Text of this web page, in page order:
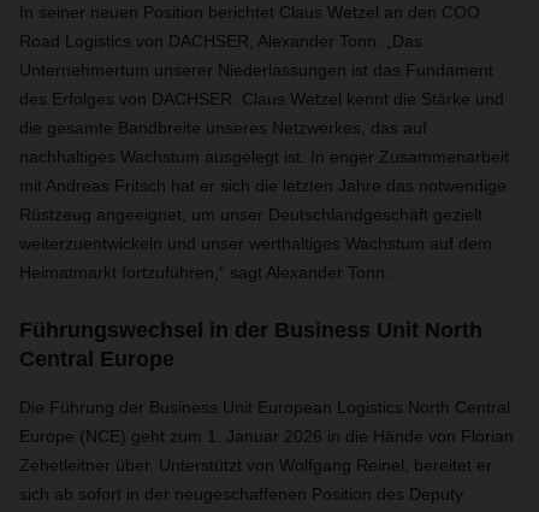
In seiner neuen Position berichtet Claus Wetzel an den COO
Road Logistics von DACHSER, Alexander Tonn. „Das
Unternehmertum unserer Niederlassungen ist das Fundament
des Erfolges von DACHSER. Claus Wetzel kennt die Stärke und
die gesamte Bandbreite unseres Netzwerkes, das auf
nachhaltiges Wachstum ausgelegt ist. In enger Zusammenarbeit
mit Andreas Fritsch hat er sich die letzten Jahre das notwendige
Rüstzeug angeeignet, um unser Deutschlandgeschäft gezielt
weiterzuentwickeln und unser werthaltiges Wachstum auf dem
Heimatmarkt fortzuführen,“ sagt Alexander Tonn.
Führungswechsel in der Business Unit North
Central Europe
Die Führung der Business Unit European Logistics North Central
Europe (NCE) geht zum 1. Januar 2026 in die Hände von Florian
Zehetleitner über. Unterstützt von Wolfgang Reinel, bereitet er
sich ab sofort in der neugeschaffenen Position des Deputy